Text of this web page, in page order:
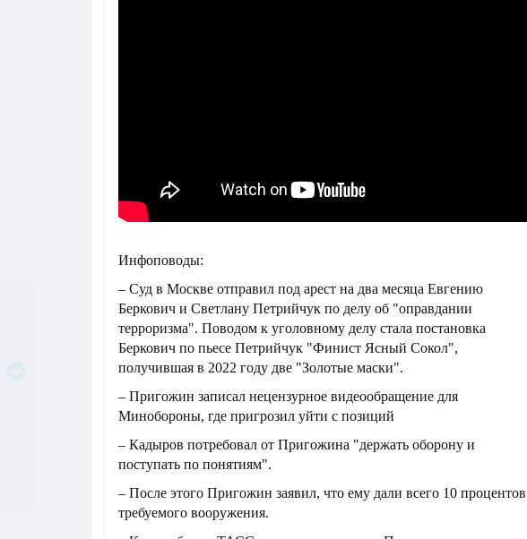
Инфоповоды:
– Суд в Москве отправил под арест на два месяца Евгению
Беркович и Светлану Петрийчук по делу об "оправдании
терроризма". Поводом к уголовному делу стала постановка
Беркович по пьесе Петрийчук "Финист Ясный Сокол",
получившая в 2022 году две "Золотые маски".
– Пригожин записал нецензурное видеообращение для
Минобороны, где пригрозил уйти с позиций
– Кадыров потребовал от Пригожина "держать оборону и
поступать по понятиям".
– После этого Пригожин заявил, что ему дали всего 10 процентов
требуемого вооружения.